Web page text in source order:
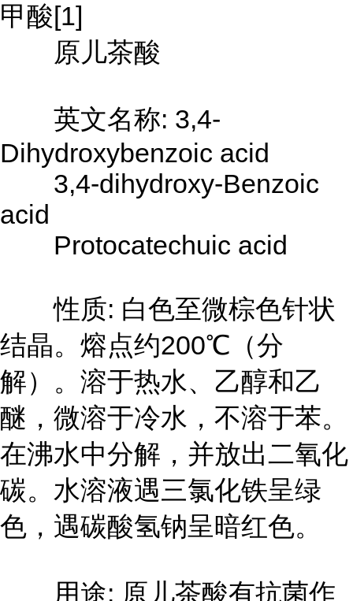
甲酸[1]
原儿茶酸
英文名称: 3,4-
Dihydroxybenzoic acid
3,4-dihydroxy-Benzoic
acid
Protocatechuic acid
性质: 白色至微棕色针状
结晶。熔点约200℃（分
解）。溶于热水、乙醇和乙
醚，微溶于冷水，不溶于苯。
在沸水中分解，并放出二氧化
碳。水溶液遇三氯化铁呈绿
色，遇碳酸氢钠呈暗红色。
用途: 原儿茶酸有抗菌作